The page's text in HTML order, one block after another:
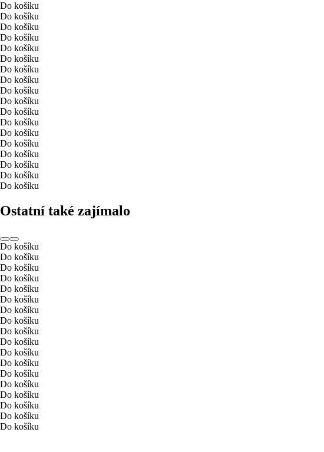
Do košíku
Do košíku
Do košíku
Do košíku
Do košíku
Do košíku
Do košíku
Do košíku
Do košíku
Do košíku
Do košíku
Do košíku
Do košíku
Do košíku
Do košíku
Do košíku
Do košíku
Do košíku
Ostatní také zajímalo
Do košíku
Do košíku
Do košíku
Do košíku
Do košíku
Do košíku
Do košíku
Do košíku
Do košíku
Do košíku
Do košíku
Do košíku
Do košíku
Do košíku
Do košíku
Do košíku
Do košíku
Do košíku